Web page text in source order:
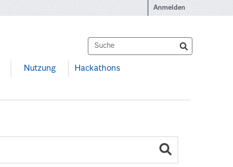
Anmelden
Nutzung Hackathons